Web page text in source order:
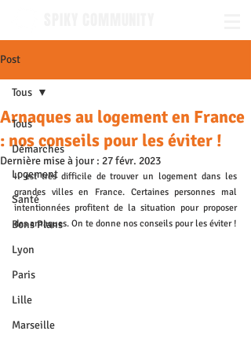
Post
Tous
Démarches
Logement
Santé
Bons Plans
Lyon
Paris
Lille
Marseille
Tous
Arnaques au logement en France
: nos conseils pour les éviter !
Dernière mise à jour : 27 févr. 2023
Il est très difficile de trouver un logement dans les
grandes villes en France. Certaines personnes mal
intentionnées profitent de la situation pour proposer
des arnaques. On te donne nos conseils pour les éviter !